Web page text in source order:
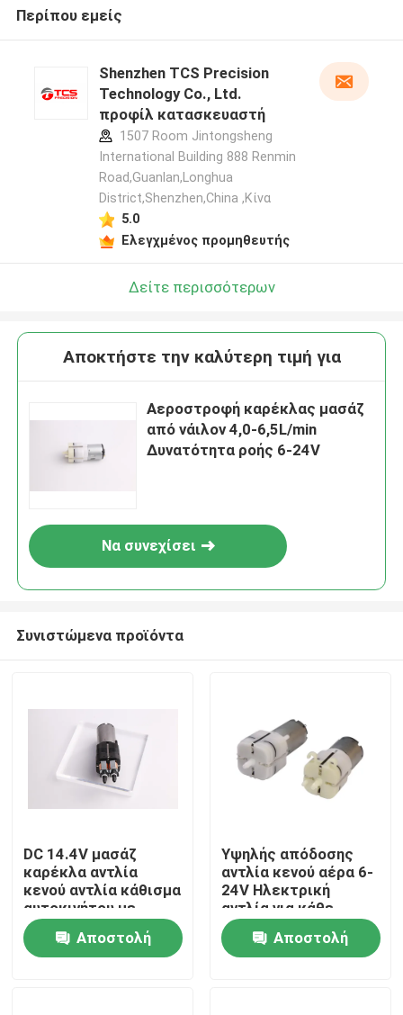
Σπίτι
Περίπου εμείς
Shenzhen TCS Precision
Technology Co., Ltd.
προφίλ κατασκευαστή
1507 Room Jintongsheng
International Building 888 Renmin
Road,Guanlan,Longhua
District,Shenzhen,China ,Κίνα
5.0
Ελεγχμένος προμηθευτής
Δείτε περισσότερων
Αποκτήστε την καλύτερη τιμή για
Αεροστροφή καρέκλας μασάζ
από νάιλον 4,0-6,5L/min
Δυνατότητα ροής 6-24V
Να συνεχίσει
Συνιστώμενα προϊόντα
DC 14.4V μασάζ
καρέκλα αντλία
κενού αντλία κάθισμα
αυτοκινήτου με
βαλβίδα για έξυπνη
συσκευήΑποστολή
Υψηλής απόδοσης
αντλία κενού αέρα 6-
24V Ηλεκτρική
αντλία για κάθε
καρέκλα μασάζ
Αποστολή